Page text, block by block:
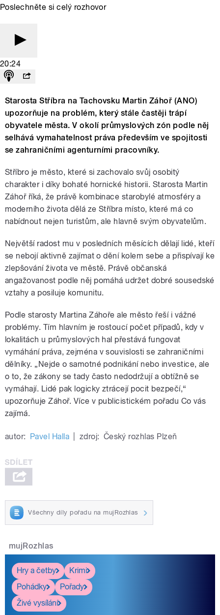
Poslechněte si celý rozhovor
20:24
Starosta Stříbra na Tachovsku Martin Záhoř (ANO)
upozorňuje na problém, který stále častěji trápí
obyvatele města. V okolí průmyslových zón podle něj
selhává vymahatelnost práva především ve spojitosti
se zahraničními agenturními pracovníky.
Stříbro je město, které si zachovalo svůj osobitý
charakter i díky bohaté hornické historii. Starosta Martin
Záhoř říká, že právě kombinace starobylé atmosféry a
moderního života dělá ze Stříbra místo, které má co
nabídnout nejen turistům, ale hlavně svým obyvatelům.
Největší radost mu v posledních měsících dělají lidé, kteří
se nebojí aktivně zajímat o dění kolem sebe a přispívají ke
zlepšování života ve městě. Právě občanská
angažovanost podle něj pomáhá udržet dobré sousedské
vztahy a posiluje komunitu.
Podle starosty Martina Záhoře ale město řeší i vážné
problémy. Tím hlavním je rostoucí počet případů, kdy v
lokalitách u průmyslových hal přestává fungovat
vymáhání práva, zejména v souvislosti se zahraničními
dělníky. „Nejde o samotné podnikání nebo investice, ale
o to, že zákony se tady často nedodržují a obtížně se
vymáhají. Lidé pak logicky ztrácejí pocit bezpečí,“
upozorňuje Záhoř. Více v publicistickém pořadu Co vás
zajímá.
autor: Pavel Halla zdroj: Český rozhlas Plzeň
Všechny díly pořadu na mujRozhlas
mujRozhlas
Hry a četby
Krimi
Pohádky
Pořady
Živé vysílání